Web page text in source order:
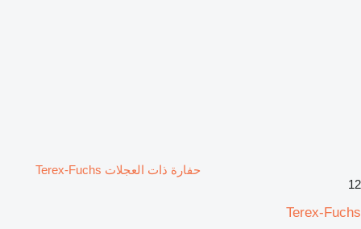
حفارة ذات العجلات Terex-Fuchs
12
Terex-Fuchs